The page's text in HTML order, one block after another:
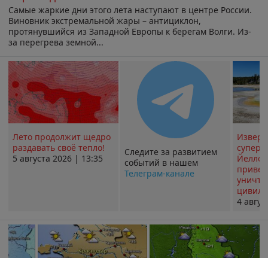
Самые жаркие дни этого лета наступают в центре России.
Виновник экстремальной жары – антициклон,
протянувшийся из Западной Европы к берегам Волги. Из-
за перегрева земной...
Лето продолжит щедро
раздавать своё тепло!
5 августа 2026 | 13:35
Следите за развитием
событий в нашем
Телеграм-канале
4